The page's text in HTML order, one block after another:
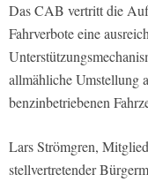
Das CAB vertritt die
Fahrverbote eine
allmähliche Umstellung
benzinbetriebenen
Lars Strömgren,
stellvertretender